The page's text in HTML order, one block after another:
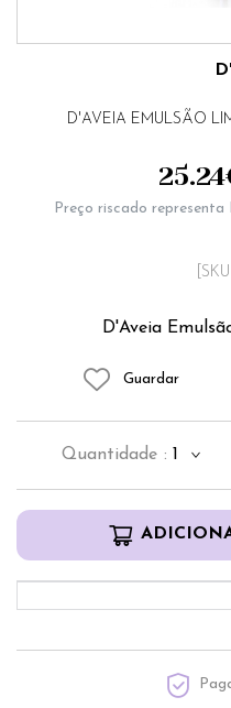
D'AVEIA EMULSÃO
D'Aveia
25.24
Preço riscado representa
Guardar
Quantidade : 1